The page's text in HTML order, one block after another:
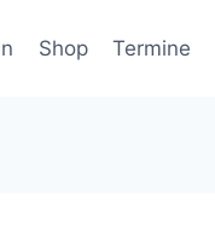
Shop Termine